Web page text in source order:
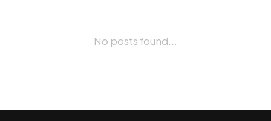
No posts found...